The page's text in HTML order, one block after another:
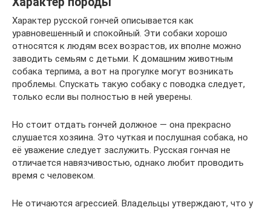
Характер русской гончей описывается как
уравновешенный и спокойный. Эти собаки хорошо
относятся к людям всех возрастов, их вполне можно
заводить семьям с детьми. К домашним животным
собака терпима, а вот на прогулке могут возникать
проблемы. Спускать такую собаку с поводка следует,
только если вы полностью в ней уверены.
Но стоит отдать гончей должное — она прекрасно
слушается хозяина. Это чуткая и послушная собака, но
её уважение следует заслужить. Русская гончая не
отличается навязчивостью, однако любит проводить
время с человеком.
Не отичаются агрессией. Владельцы утверждают, что у